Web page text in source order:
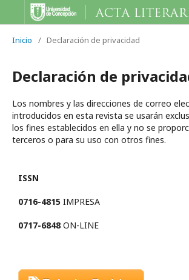
Inicio / Declaración de privacidad
Declaración de
Los nombres y las direcciones de correo
introducidos en esta revista se usarán
los fines establecidos en ella y no se
terceros o para su uso con otros fines.
ISSN
0716-4815 IMPRESA
0717-6848ON-LINE